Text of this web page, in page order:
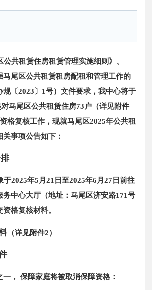
共租赁住房租赁管理实施细则》、
马尾区公共租赁租房配租和管理工作的
规〔2023〕1号）文件要求，我中心将于
马尾区公共租赁住房73户（详见附件
格复核工作，现就马尾区2025年公共租
事项公告如下：
2025年5月21日至2025年6月27日前往
务中心大厅（地址：马尾区济安路171号
格复核材料。
（详见附件2）
， 保障家庭将被取消保障资格：